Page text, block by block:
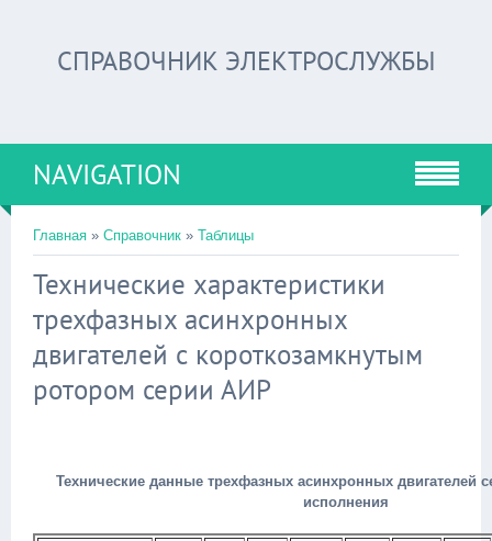
СПРАВОЧНИК ЭЛЕКТРОСЛУЖБЫ
NAVIGATION
Главная » Справочник » Таблицы
Технические характеристики
трехфазных асинхронных
двигателей с короткозамкнутым
ротором серии АИР
Технические данные трехфазных асинхронных двигателей
исполнения